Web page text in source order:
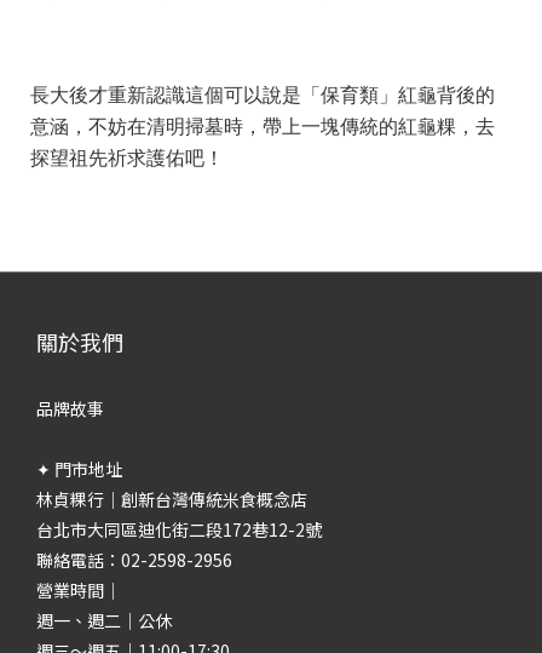
長大後才重新認識這個可以說是「保育類」紅龜背後的
意涵，不妨在清明掃墓時，帶上一塊傳統的紅龜粿，去
探望祖先祈求護佑吧！
關於我們
品牌故事
✦ 門市地址
林貞粿行｜創新台灣傳統米食概念店
台北市大同區迪化街二段172巷12-2號
聯絡電話：02-2598-2956
營業時間｜
週一、週二｜公休